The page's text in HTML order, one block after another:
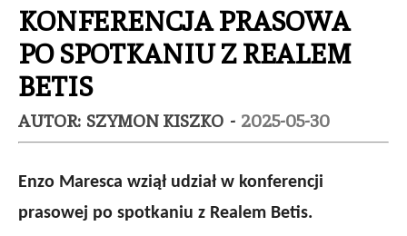
KONFERENCJA PRASOWA
PO SPOTKANIU Z REALEM
BETIS
AUTOR: SZYMON KISZKO - 2025-05-30
Enzo Maresca wziął udział w konferencji
prasowej po spotkaniu z Realem Betis.